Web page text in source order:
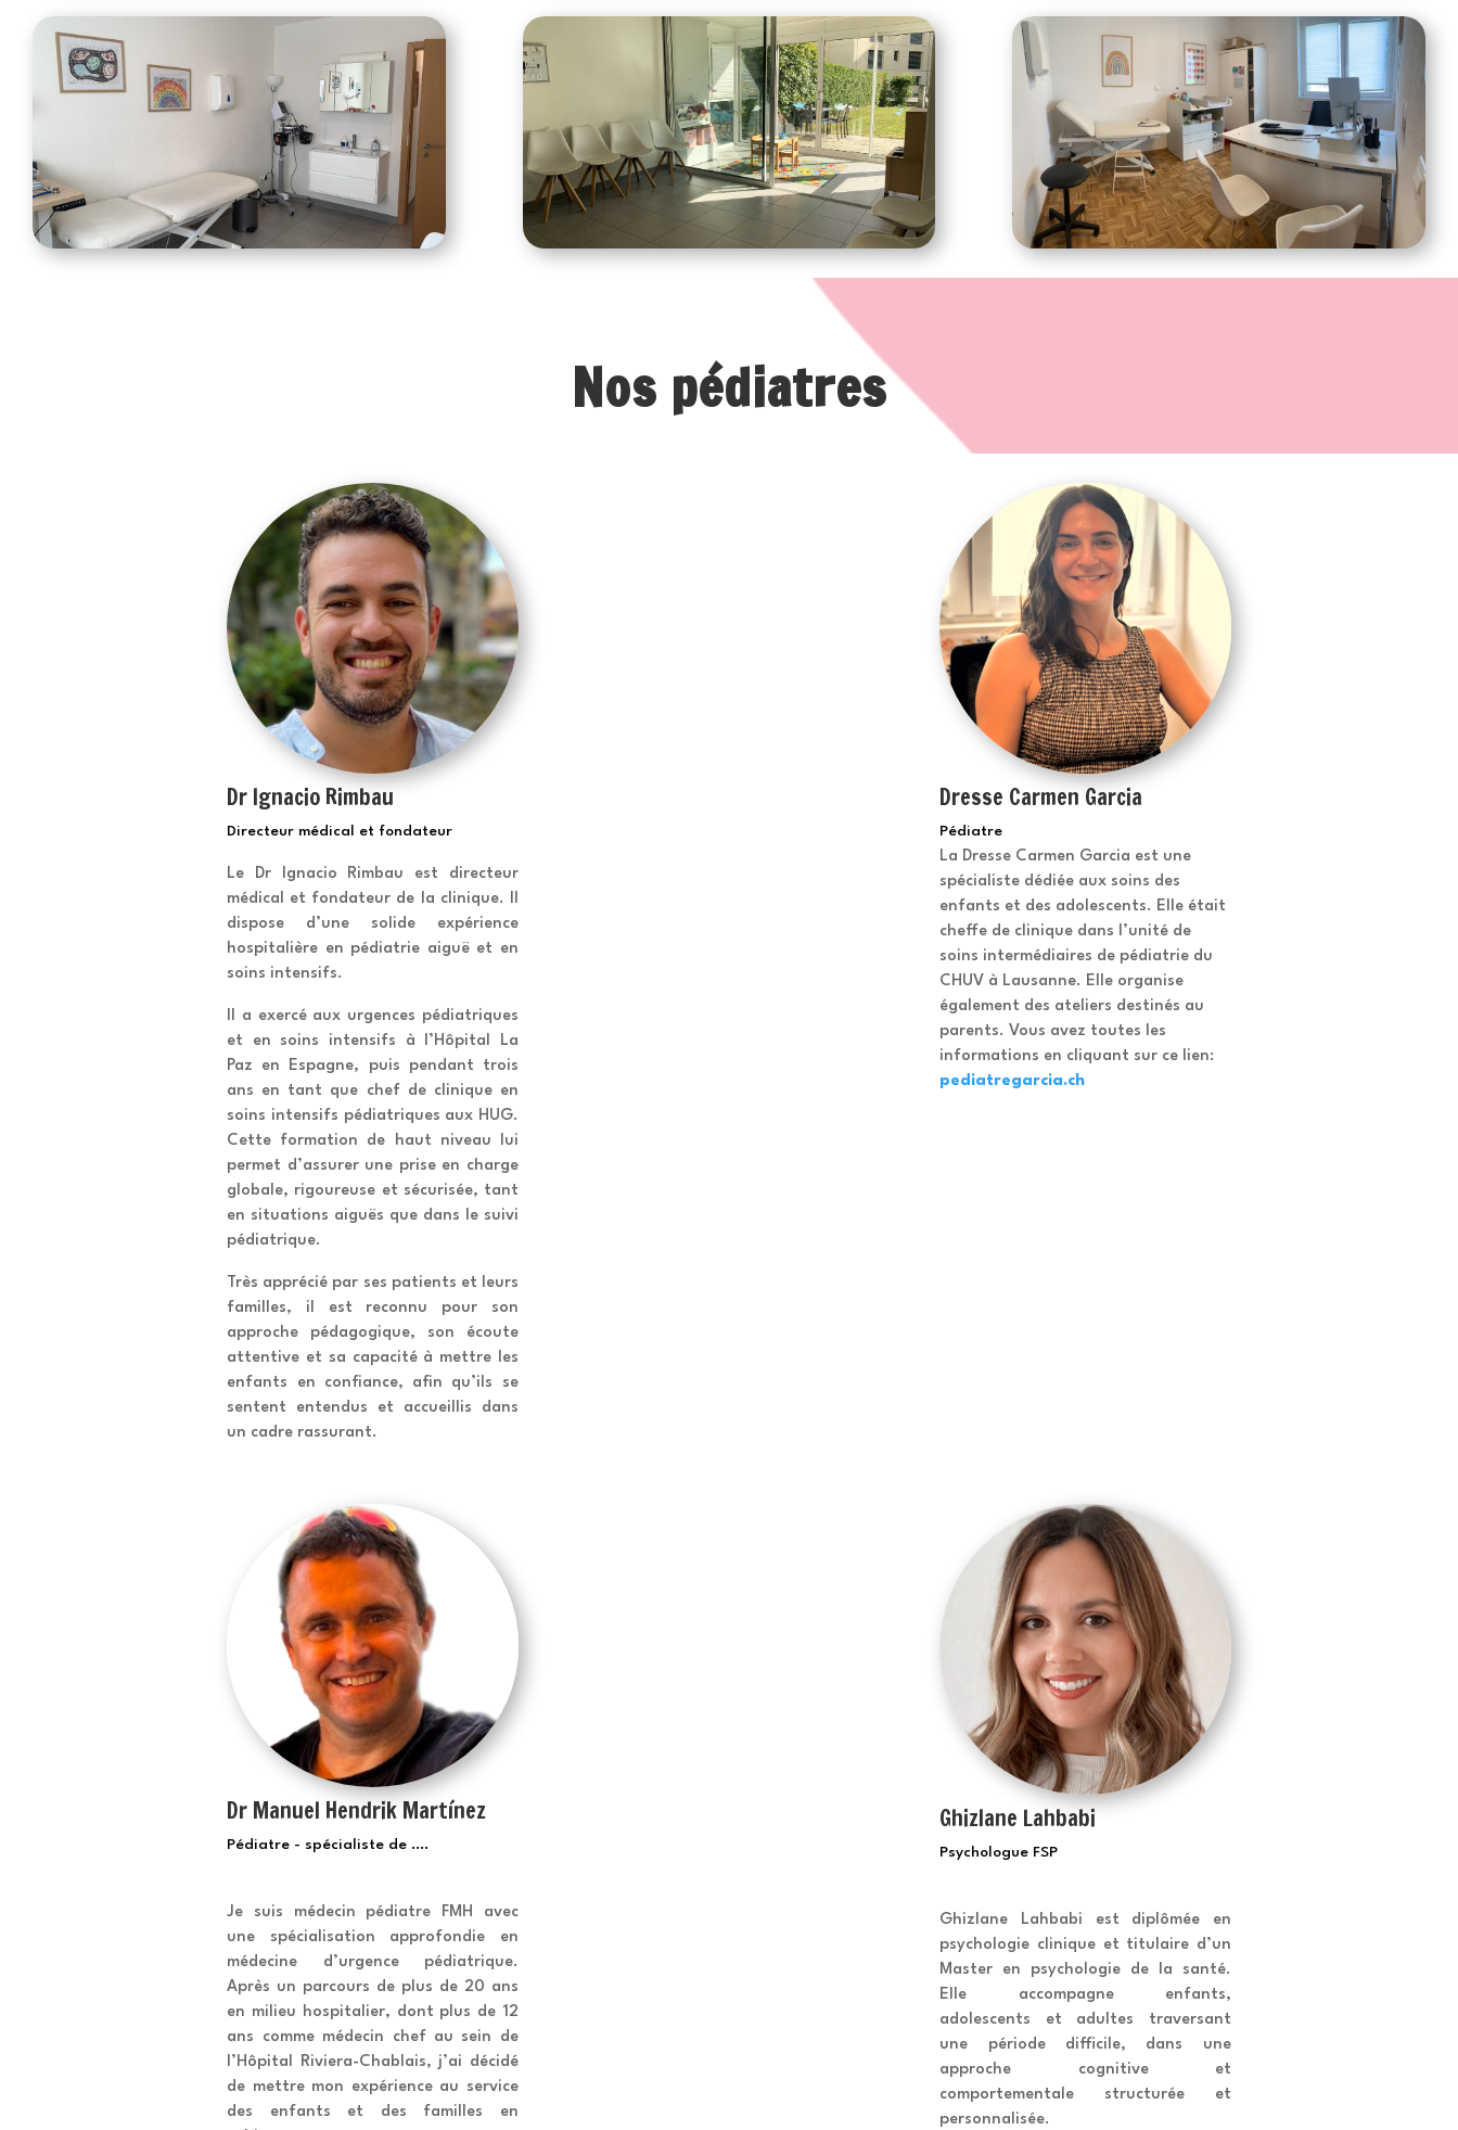
Nos pédiatres
Dr Ignacio Rimbau
Directeur médical et fondateur
Le Dr Ignacio Rimbau est directeur
médical et fondateur de la clinique. Il
dispose d’une solide expérience
hospitalière en pédiatrie aiguë et en
soins intensifs.
Il a exercé aux urgences pédiatriques
et en soins intensifs à l’Hôpital La
Paz en Espagne, puis pendant trois
ans en tant que chef de clinique en
soins intensifs pédiatriques aux HUG.
Cette formation de haut niveau lui
permet d’assurer une prise en charge
globale, rigoureuse et sécurisée, tant
en situations aiguës que dans le suivi
pédiatrique.
Très apprécié par ses patients et leurs
familles, il est reconnu pour son
approche pédagogique, son écoute
attentive et sa capacité à mettre les
enfants en confiance, afin qu’ils se
sentent entendus et accueillis dans
un cadre rassurant.
Dresse Carmen Garcia
Pédiatre
La Dresse Carmen Garcia est une
spécialiste dédiée aux soins des
enfants et des adolescents. Elle était
cheffe de clinique dans l’unité de
soins intermédiaires de pédiatrie du
CHUV à Lausanne. Elle organise
également des ateliers destinés au
parents. Vous avez toutes les
informations en cliquant sur ce lien:
pediatregarcia.ch
Dr Manuel Hendrik Martínez
Pédiatre - spécialiste de ....
Je suis médecin pédiatre FMH avec
une spécialisation approfondie en
médecine d’urgence pédiatrique.
Après un parcours de plus de 20 ans
en milieu hospitalier, dont plus de 12
ans comme médecin chef au sein de
l’Hôpital Riviera-Chablais, j’ai décidé
de mettre mon expérience au service
des enfants et des familles en
Ghizlane Lahbabi
Psychologue FSP
Ghizlane Lahbabi est diplômée en
psychologie clinique et titulaire d’un
Master en psychologie de la santé.
Elle accompagne enfants,
adolescents et adultes traversant
une période difficile, dans une
approche cognitive et
comportementale structurée et
personnalisée.